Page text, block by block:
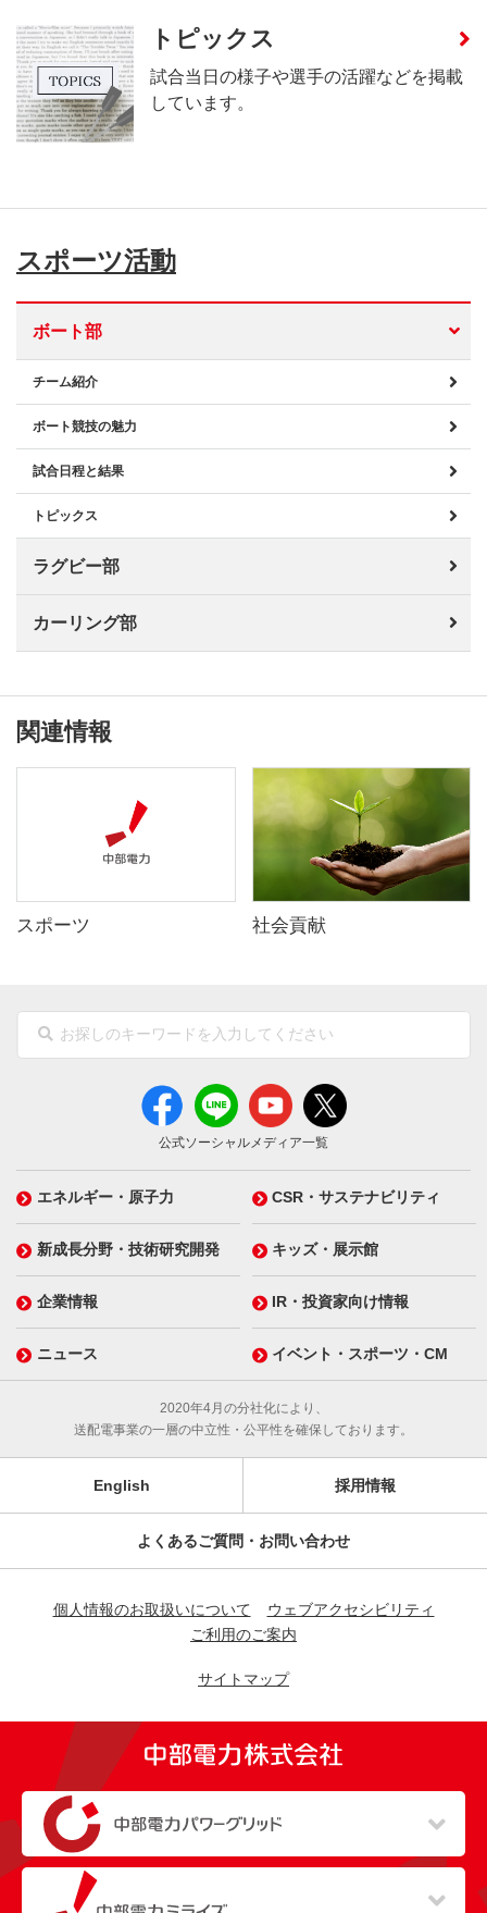
トピックス
試合当日の様子や選手の活躍などを掲載
しています。
スポーツ活動
ボート部
チーム紹介
ボート競技の魅力
試合日程と結果
トピックス
ラグビー部
カーリング部
関連情報
スポーツ 社会貢献
公式ソーシャルメディア一覧
エネルギー・原子力 CSR・サステナビリティ
新成長分野・技術研究開発 キッズ・展示館
企業情報 IR・投資家向け情報
ニュース イベント・スポーツ・CM
2020年4月の分社化により、
送配電事業の一層の中立性・公平性を確保しております。
English 採用情報
よくあるご質問・お問い合わせ
個人情報のお取扱いについて
ウェブアクセシビリティ
ご利用のご案内
サイトマップ
（新しいウィンドウを開きます）